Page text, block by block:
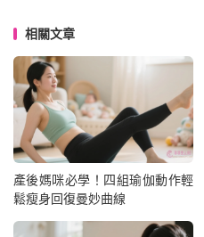
相關文章
產後媽咪必學！四組瑜伽動作輕
鬆瘦身回復曼妙曲線